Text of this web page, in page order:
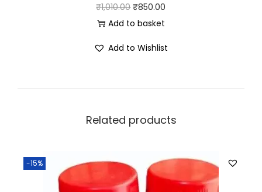
₹1,010.00 ₹850.00
Add to basket
Add to Wishlist
Related products
-15%